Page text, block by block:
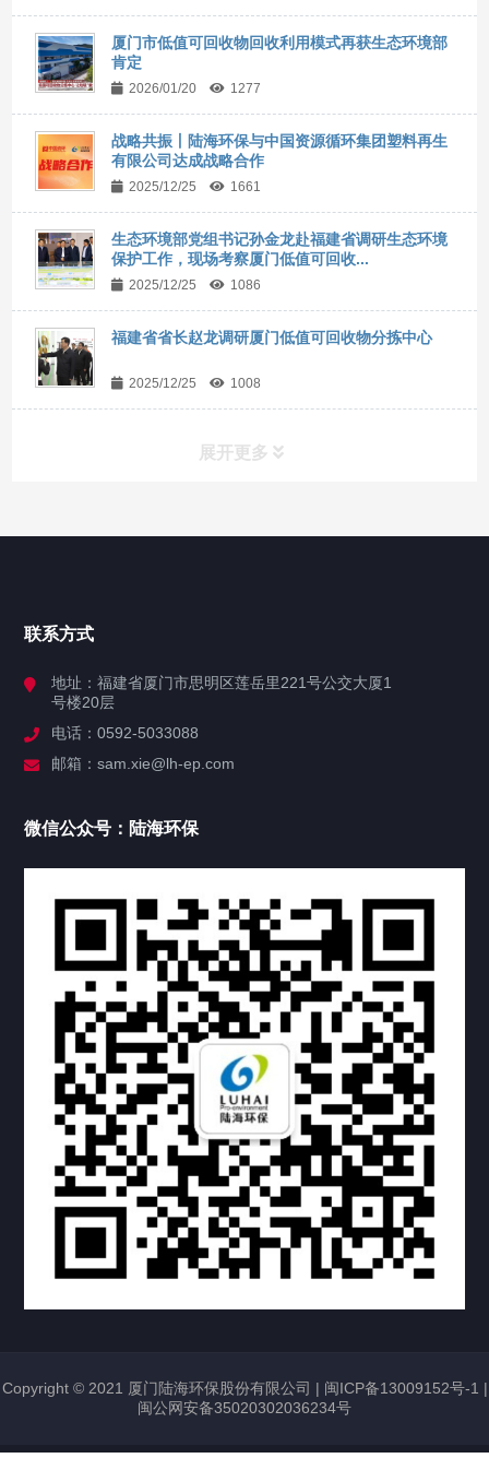
厦门市低值可回收物回收利用模式再获生态环境部
肯定
2026/01/20 1277
战略共振丨陆海环保与中国资源循环集团塑料再生
有限公司达成战略合作
2025/12/25 1661
生态环境部党组书记孙金龙赴福建省调研生态环境
保护工作，现场考察厦门低值可回收...
2025/12/25 1086
福建省省长赵龙调研厦门低值可回收物分拣中心
2025/12/25 1008
展开更多
产品中心
新闻公告
联系我们
联系方式
地址：福建省厦门市思明区莲岳里221号公交大厦1
号楼20层
电话：0592-5033088
邮箱：sam.xie@lh-ep.com
微信公众号：陆海环保
Copyright © 2021 厦门陆海环保股份有限公司 | 闽ICP备13009152号-1 |
闽公网安备35020302036234号